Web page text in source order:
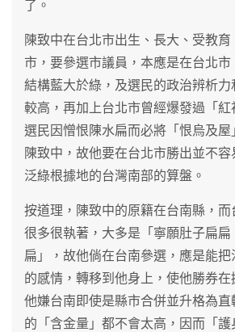
了。
陳致中在台北市出生、長大、受教
市，要參選市議員，本應是在台北
結構藍大於綠，及選民的政治辨析
較高，再加上台北市曾經爆發過「
選民因憎恨陳水扁而必將「恨烏及
陳致中，故他要在台北市勝出並不
泛綠根據地的台灣南部的算盤。
按道理，陳致中的原籍在台南縣，而
很多很執著，大多是「寧願肚子扁
扁」，故他倘在台南參選，應是能
的感情，轉移到他身上，使他勝券
他嫌台南即使是縣市合併並升格為直
的「含金量」都不會太高，因而「護